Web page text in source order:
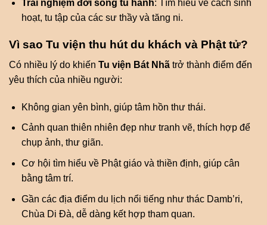
Trải nghiệm đời sống tu hành: Tìm hiểu về cách sinh
hoạt, tu tập của các sư thầy và tăng ni.
Vì sao Tu viện thu hút du khách và Phật tử?
Có nhiều lý do khiến Tu viện Bát Nhã trở thành điểm đến
yêu thích của nhiều người:
Không gian yên bình, giúp tâm hồn thư thái.
Cảnh quan thiên nhiên đẹp như tranh vẽ, thích hợp để
chụp ảnh, thư giãn.
Cơ hội tìm hiểu về Phật giáo và thiền định, giúp cân
bằng tâm trí.
Gần các địa điểm du lịch nổi tiếng như thác Damb’ri,
Chùa Di Đà, dễ dàng kết hợp tham quan.